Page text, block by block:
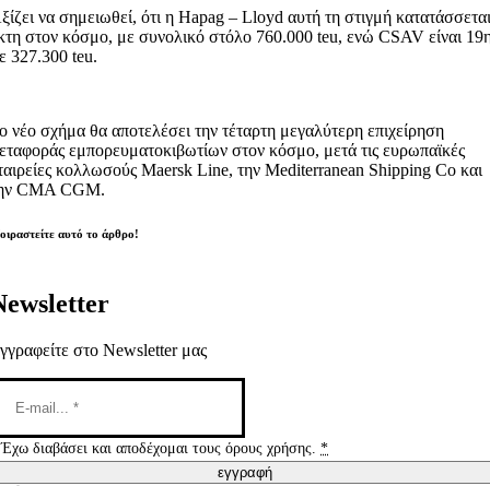
να σημειωθεί, ότι η Hapag – Lloyd αυτή τη στιγμή
στον κόσμο, με συνολικό στόλο 760.000 teu, ενώ CSAV είναι
327.300 teu.
νέο σχήμα θα αποτελέσει την τέταρτη μεγαλύτερη επιχείρηση
εμπορευματοκιβωτίων στον κόσμο, μετά τις ευρωπαϊκές
κολλωσούς Maersk Line, την Mediterranean Shipping Co και
CMA CGM.
αυτό το άρθρο!
στο Newsletter μας
Έχω διαβάσει και αποδέχομαι τους όρους χρήσης.*
εγγραφή